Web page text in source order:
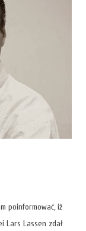
poinformować, iż
Lars Lassen zdał